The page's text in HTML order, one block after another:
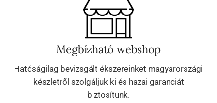
Megbízható webshop
Hatóságilag bevizsgált ékszereinket magyarországi
készletről szolgáljuk ki és hazai garanciát
biztosítunk.